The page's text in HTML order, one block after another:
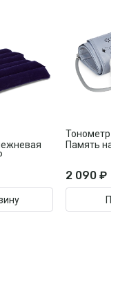
Тонометр
Память на
2 090 ₽